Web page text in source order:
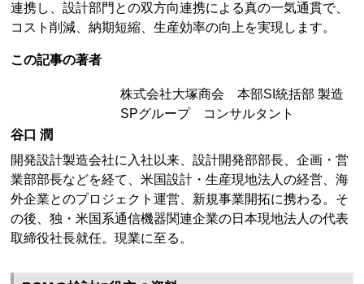
連携し、設計部門との双方向連携による真の一気通貫で、
コスト削減、納期短縮、生産効率の向上を実現します。
この記事の著者
株式会社大塚商会 本部SI統括部 製造
SPグループ コンサルタント
谷口 潤
開発設計製造会社に入社以来、設計開発部部長、企画・営
業部部長などを経て、米国設計・生産現地法人の経営、海
外企業とのプロジェクト運営、新規事業開拓に携わる。そ
の後、独・米国系通信機器関連企業の日本現地法人の代表
取締役社長就任。現業に至る。